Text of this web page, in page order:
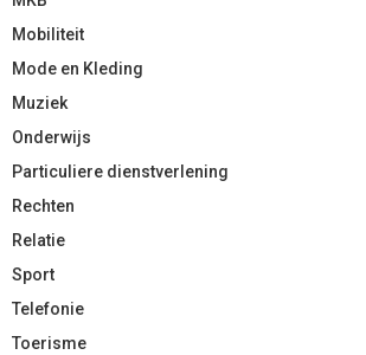
Mobiliteit
Mode en Kleding
Muziek
Onderwijs
Particuliere dienstverlening
Rechten
Relatie
Sport
Telefonie
Toerisme